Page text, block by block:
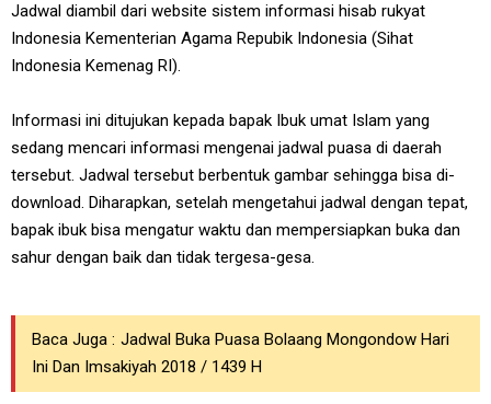
Jadwal diambil dari website sistem informasi hisab rukyat
Indonesia Kementerian Agama Repubik Indonesia (Sihat
Indonesia Kemenag RI).
Informasi ini ditujukan kepada bapak Ibuk umat Islam yang
sedang mencari informasi mengenai jadwal puasa di daerah
tersebut. Jadwal tersebut berbentuk gambar sehingga bisa di-
download. Diharapkan, setelah mengetahui jadwal dengan tepat,
bapak ibuk bisa mengatur waktu dan mempersiapkan buka dan
sahur dengan baik dan tidak tergesa-gesa.
Baca Juga : Jadwal Buka Puasa Bolaang Mongondow Hari
Ini Dan Imsakiyah 2018 / 1439 H